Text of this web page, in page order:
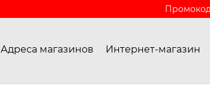
Адреса магазинов Интернет-магазин